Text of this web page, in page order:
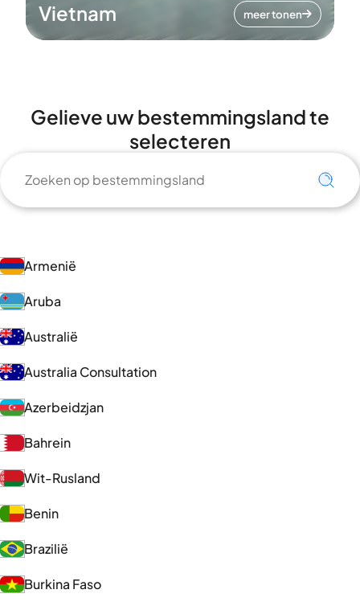
Vietnam meer tonen
Gelieve uw bestemmingsland te
selecteren
Armenië
Aruba
Australië
Australia Consultation
Azerbeidzjan
Bahrein
Wit-Rusland
Benin
Brazilië
Burkina Faso